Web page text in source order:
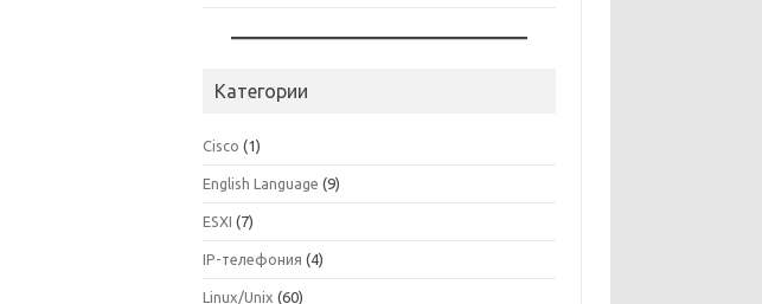
Категории
Cisco (1)
English Language (9)
ESXI (7)
IP-телефония (4)
Linux/Unix (60)